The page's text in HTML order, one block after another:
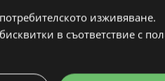
изживяване.
в съответствие с